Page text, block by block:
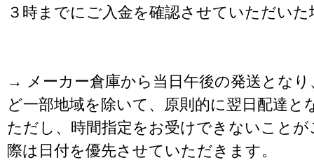
３時までにご入金を確認させていただいた
→ メーカー倉庫から当日午後の発送となり
ど一部地域を除いて、原則的に翌日配達と
ただし、時間指定をお受けできないこと
際は日付を優先させていただきます。